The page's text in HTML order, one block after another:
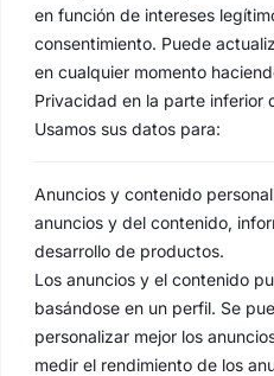
en función de intereses
consentimiento. Puede
en cualquier momento
Privacidad en la parte inferior
Usamos sus datos para:
Anuncios y contenido
anuncios y del contenido,
desarrollo de productos.
Los anuncios y el contenido
basándose en un perfil. Se
personalizar mejor los
medir el rendimiento de los
Triunfo del Santo Lignum
Paula y Santas
Capilla: C.
Casa Hermandad: C/